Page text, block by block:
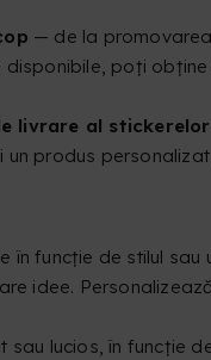
— de la
poți
livrare al
un produs
funcție de stilul sau
idee.
lucios, în funcție